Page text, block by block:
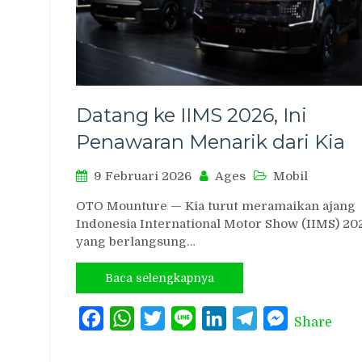
Datang ke IIMS 2026, Ini
Penawaran Menarik dari Kia
9 Februari 2026 Ages Mobil
OTO Mounture — Kia turut meramaikan ajang
Indonesia International Motor Show (IIMS)
yang berlangsung…
Baca selengkapnya
FacebookWhatsAppTwitterLine LinkedInTelegramMessenger
Share